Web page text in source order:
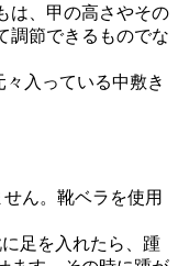
は、甲の高さやその
調節できるものでな
入っている中敷き
ん。靴ベラを使用
足を入れたら、 踵